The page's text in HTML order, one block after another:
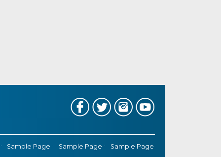
Sample Page Sample Page Sample Page